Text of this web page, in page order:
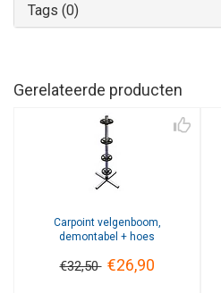
Tags (0)
Gerelateerde producten
Carpointvelgenboom,
demontabel + hoes
€32,50 €26,90